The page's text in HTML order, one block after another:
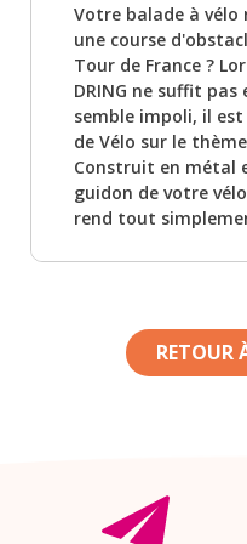
Votre balade à vélo
une course
Tour de France ?
DRING ne suffit pas
semble impoli, il
de Vélo sur le
Construit en métal
guidon de votre
rend tout
RETOUR